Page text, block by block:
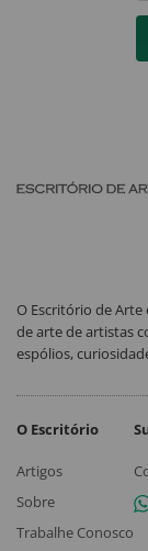
O Escritório de
de arte de artistas
espólios,
O Escritório
Artigos
Sobre
Trabalhe Conosco